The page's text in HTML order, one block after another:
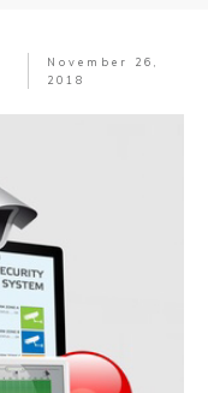
November 26,
2018